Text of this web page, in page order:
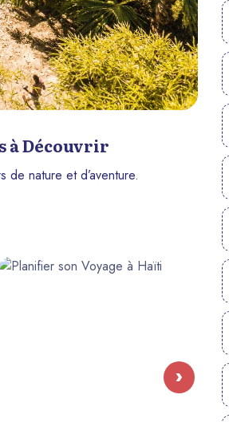
à Découvrir
nature et d’aventure.
›